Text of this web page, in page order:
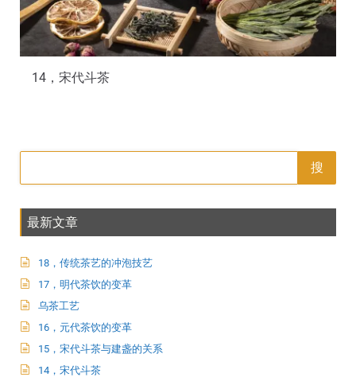
14，宋代斗茶
搜
最新文章
18，传统茶艺的冲泡技艺
17，明代茶饮的变革
乌茶工艺
16，元代茶饮的变革
15，宋代斗茶与建盏的关系
14，宋代斗茶